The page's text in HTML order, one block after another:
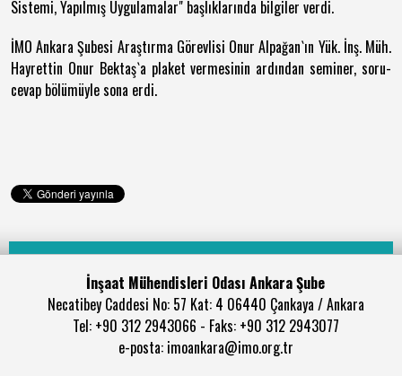
Sistemi, Yapılmış Uygulamalar" başlıklarında bilgiler verdi.
İMO Ankara Şubesi Araştırma Görevlisi Onur Alpağan`ın Yük. İnş. Müh.
Hayrettin Onur Bektaş`a plaket vermesinin ardından seminer, soru-
cevap bölümüyle sona erdi.
İnşaat Mühendisleri Odası Ankara Şube
Necatibey Caddesi No: 57 Kat: 4 06440 Çankaya / Ankara
Tel: +90 312 2943066 - Faks: +90 312 2943077
e-posta: imoankara@imo.org.tr